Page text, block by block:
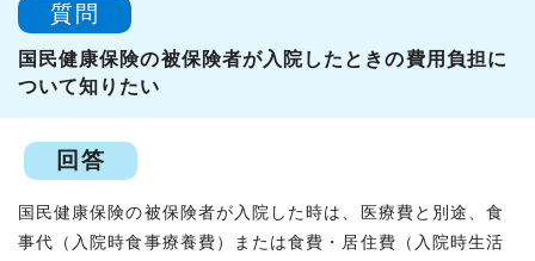
質問
国民健康保険の被保険者が入院したときの費用負担に
ついて知りたい
回答
国民健康保険の被保険者が入院した時は、医療費と別途、食
事代（入院時食事療養費）または食費・居住費（入院時生活